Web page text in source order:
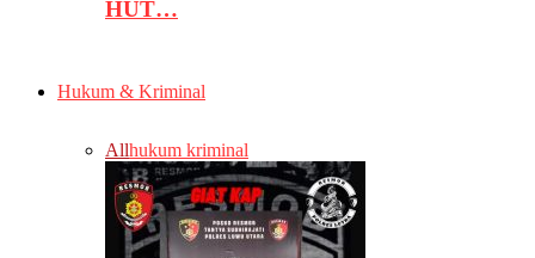
HUT…
Hukum & Kriminal
Allhukum kriminal